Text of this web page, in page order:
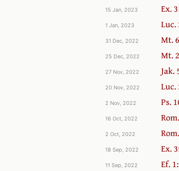
15 Jan, 2023 Ex.
1 Jan, 2023 Luc.
31 Dec, 2022 Mt.
25 Dec, 2022 Mt.
27 Nov, 2022 Jak.
20 Nov, 2022 Luc.
2 Nov, 2022 Ps.
16 Oct, 2022
2 Oct, 2022
18 Sep, 2022 Ex.
11 Sep, 2022 Ef.